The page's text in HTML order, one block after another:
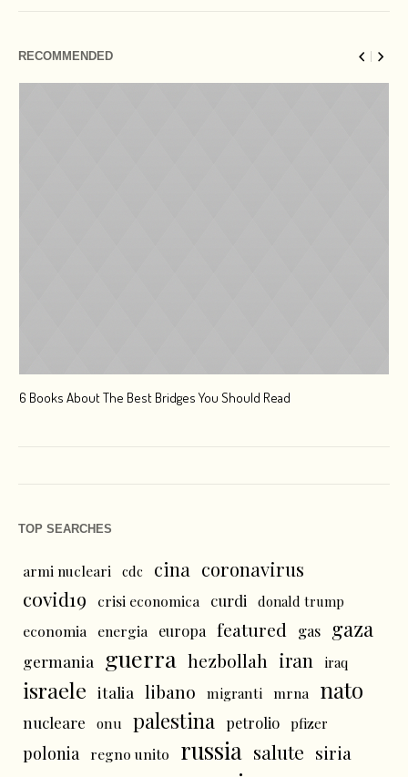
RECOMMENDED
6 Books About The Best Bridges You Should Read
TOP SEARCHES
armi nucleari cdc cina coronavirus
covid19 crisi economica curdi donald trump
economia energia europa featured gas gaza
germania guerra hezbollah iran iraq
israele italia libano migranti mrna nato
nucleare onu palestina petrolio pfizer
polonia regno unito russia salute siria